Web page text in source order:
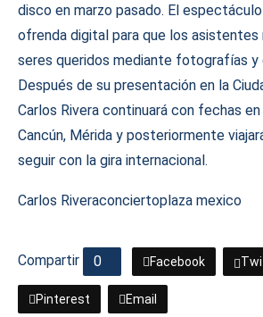
disco en marzo pasado. El
ofrenda digital para que los asistentes
seres queridos mediante fotografías y
Después de su presentación en la
Carlos Rivera continuará con fechas en
Cancún, Mérida y posteriormente
seguir con la gira internacional.
Carlos Riveraconciertoplaza mexico
Compartir 0 Facebook
Pinterest Email